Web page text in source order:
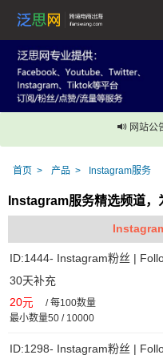
网站公告
首页 产品 Instagram服务
Instagram服务精选频道
ID:1444- Instagram粉丝 |
30天补充
20元 /每100数量
最小数量50 / 10000
ID:1298- Instagram粉丝 |